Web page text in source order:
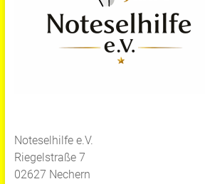
Noteselhilfe e.V.
Riegelstraße 7
02627 Nechern